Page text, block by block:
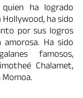
ha logrado
ha sido
por sus logros
Ha sido
famosos,
Chalamet,